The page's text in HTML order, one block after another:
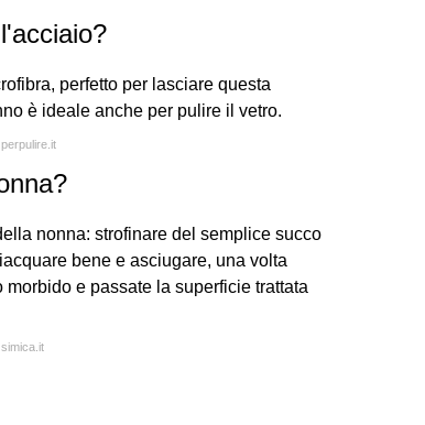
perfetto per lasciare questa
è ideale anche per pulire il vetro.
nonna: strofinare del semplice succo
bene e asciugare, una volta
e passate la superficie trattata